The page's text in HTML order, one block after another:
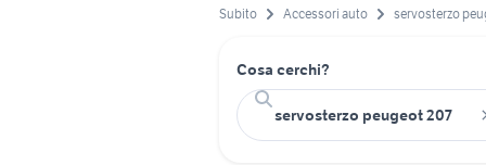
Subito Accessori auto servosterzo
Cosa cerchi?